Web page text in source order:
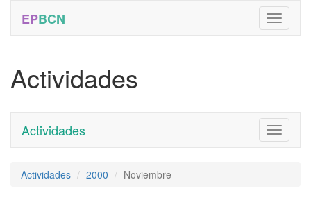
EPBCN
Actividades
Toggle
Actividades
Actividades 2000 Noviembre